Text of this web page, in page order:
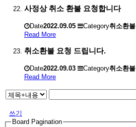
사정상 취소 환불 요청합니다
Date2022.09.05 Category취소환불
Read More
취소환불 요청 드립니다.
Date2022.09.03 Category취소환불
Read More
쓰기
Board Pagination